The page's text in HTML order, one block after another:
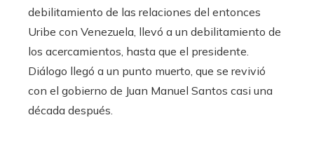
debilitamiento de las relaciones del entonces
Uribe con Venezuela, llevó a un debilitamiento de
los acercamientos, hasta que el presidente.
Diálogo llegó a un punto muerto, que se revivió
con el gobierno de Juan Manuel Santos casi una
década después.